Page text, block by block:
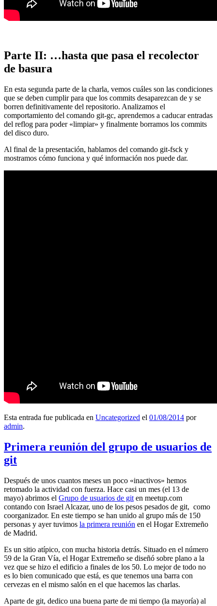
Parte II: …hasta que pasa el recolector
de basura
En esta segunda parte de la charla, vemos cuáles son las condiciones
que se deben cumplir para que los commits desaparezcan de y se
borren definitivamente del repositorio. Analizamos el
comportamiento del comando git-gc, aprendemos a caducar entradas
del reflog para poder «limpiar» y finalmente borramos los commits
del disco duro.
Al final de la presentación, hablamos del comando git-fsck y
mostramos cómo funciona y qué información nos puede dar.
Esta entrada fue publicada en Uncategorized el 01/08/2014 por
admin.
Primera reunión del grupo de usuarios de
git
Después de unos cuantos meses un poco «inactivos» hemos
retomado la actividad con fuerza. Hace casi un mes (el 13 de
mayo) abrimos el Grupo de usuarios de git en meetup.com
contando con Israel Alcazar, uno de los pesos pesados de git, como
coorganizador. En este tiempo se han unido al grupo más de 150
personas y ayer tuvimos la primera reunión en el Hogar Extremeño
de Madrid.
Es un sitio atípico, con mucha historia detrás. Situado en el número
59 de la Gran Vía, el Hogar Extremeño se diseñó sobre plano a la
vez que se hizo el edificio a finales de los 50. Lo mejor de todo no
es lo bien comunicado que está, es que tenemos una barra con
cervezas en el mismo salón en el que hacemos las charlas.
Aparte de git, dedico una buena parte de mi tiempo (la mayoría) al